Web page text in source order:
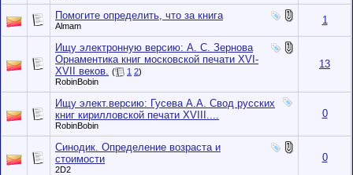
Помогите определить, что за книга
Almam 1
Ищу электронную версию: А. С. Зернова
Орнаментика книг московской печати XVI-
XVII веков. ( 1 2)
RobinBobin
13
Ищу элект.версию: Гусева А.А. Свод русских
книг кирилловской печати XVIII....
RobinBobin
0
Синодик. Определение возраста и
стоимости
2D2
0